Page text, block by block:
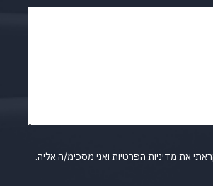
את מדיניות הפרטיות ואני מסכימ/ה אליה.
ת קבלת מידע לטלפון ו/או לאימייל